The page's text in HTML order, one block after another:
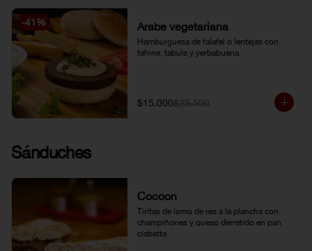
-41 % Árabe vegetariana
Hamburguesa de falafel o lentejas con
tahine, tabule y yerbabuena
$15.000$25.500
Sánduches
Cocoon
Tiritas de lomo de res a la plancha con
champiñones y queso derretido en pan
ciabatta